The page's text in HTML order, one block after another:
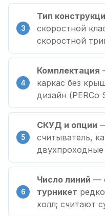
Тип
скоростной
скоростной
Комплектация
каркас без
дизайн (PERCo
СКУД и опции
считыватель,
Число линий —
турникет
холл; считают